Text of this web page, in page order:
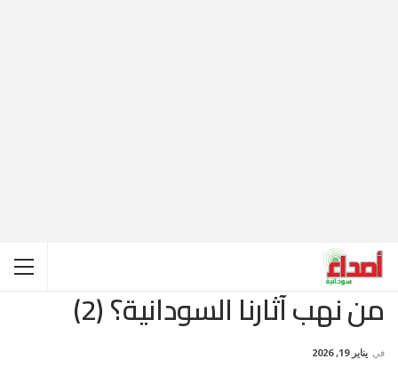
من نهب آثارنا السودانية؟ (2)
في يناير 19, 2026